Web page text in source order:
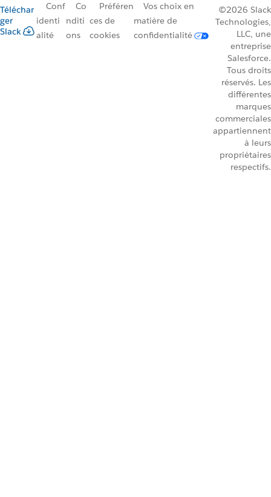
Téléchar
ger
Slack
Conf
identi
alité
Co
nditi
ons
Préféren
ces de
cookies
Vos choix en
matière de
confidentialité
©2026 Slack
Technologies,
LLC, une
entreprise
Salesforce.
Tous droits
réservés. Les
différentes
marques
commerciales
appartiennent
à leurs
propriétaires
respectifs.